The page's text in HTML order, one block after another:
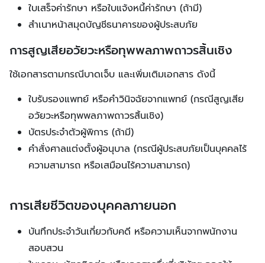
ใบเสร็จค่ารักษา หรือใบแจ้งหนี้ค่ารักษา (ถ้ามี)
สำเนาหน้าสมุดบัญชีธนาคารของผู้ประสบภัย
การสูญเสียอวัยวะหรือทุพพลภาพถาวรสิ้นเชิง
ใช้เอกสารตามกรณีบาดเจ็บ และเพิ่มเติมเอกสาร ดังนี้
ใบรับรองแพทย์ หรือคำวินิจฉัยจากแพทย์ (กรณีสูญเสีย
อวัยวะหรือทุพพลภาพถาวรสิ้นเชิง)
บัตรประจำตัวผู้พิการ (ถ้ามี)
คำสั่งศาลแต่งตั้งผู้อนุบาล (กรณีผู้ประสบภัยเป็นบุคคลไร้
ความสามารถ หรือเสมือนไร้ความสามารถ)
การเสียชีวิตของบุคคลภายนอก
บันทึกประจำวันเกี่ยวกับคดี หรือความเห็นจากพนักงาน
สอบสวน